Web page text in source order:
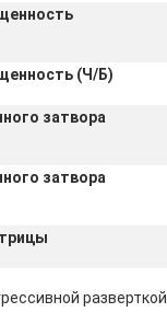
(Ч/Б)
затвора
затвора
разверткой